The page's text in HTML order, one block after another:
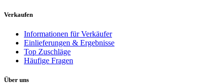
Verkaufen
Informationen für Verkäufer
Einlieferungen & Ergebnisse
Top Zuschläge
Häufige Fragen
Über uns